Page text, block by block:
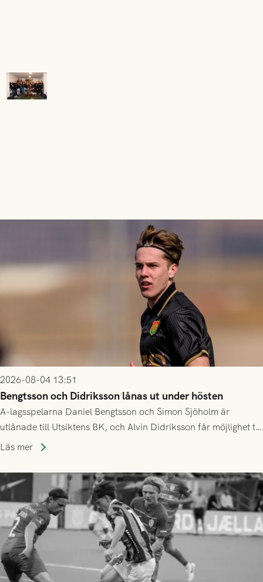
2026-08-04 13:51
Bengtsson och Didriksson lånas ut under hösten
A-lagsspelarna Daniel Bengtsson och Simon Sjöholm är
utlånade till Utsiktens BK, och Alvin Didriksson får möjlighet till
speltid i Hestrafors genom föreningssamarbete.
Läs mer